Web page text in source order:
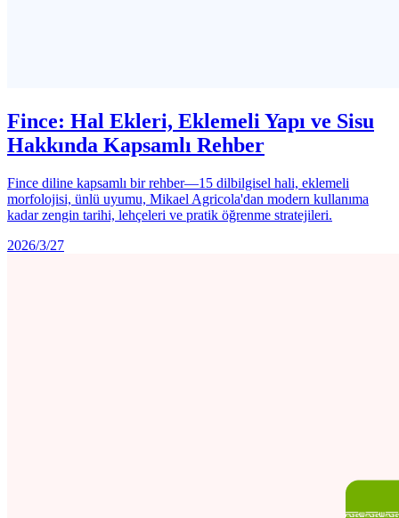
Fince: Hal Ekleri, Eklemeli Yapı ve Sisu
Hakkında Kapsamlı Rehber
Fince diline kapsamlı bir rehber—15 dilbilgisel hali, eklemeli
morfolojisi, ünlü uyumu, Mikael Agricola'dan modern kullanıma
kadar zengin tarihi, lehçeleri ve pratik öğrenme stratejileri.
2026/3/27